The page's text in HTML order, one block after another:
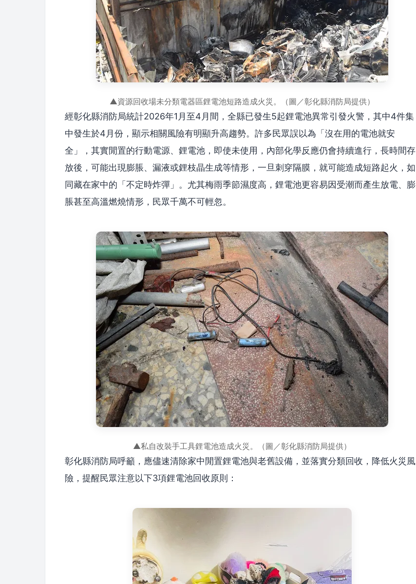
▲資源回收場未分類電器區鋰電池短路造成火災。（圖／彰化縣消防局提供）
經彰化縣消防局統計2026年1月至4月間，全縣已發生5起鋰電池異常引發火警，其中4件集
中發生於4月份，顯示相關風險有明顯升高趨勢。許多民眾誤以為「沒在用的電池就安
全」，其實閒置的行動電源、鋰電池，即使未使用，內部化學反應仍會持續進行，長時間存
放後，可能出現膨脹、漏液或鋰枝晶生成等情形，一旦刺穿隔膜，就可能造成短路起火，如
同藏在家中的「不定時炸彈」。尤其梅雨季節濕度高，鋰電池更容易因受潮而產生放電、膨
脹甚至高溫燃燒情形，民眾千萬不可輕忽。
▲私自改裝手工具鋰電池造成火災。（圖／彰化縣消防局提供）
彰化縣消防局呼籲，應儘速清除家中閒置鋰電池與老舊設備，並落實分類回收，降低火災風
險，提醒民眾注意以下3項鋰電池回收原則：